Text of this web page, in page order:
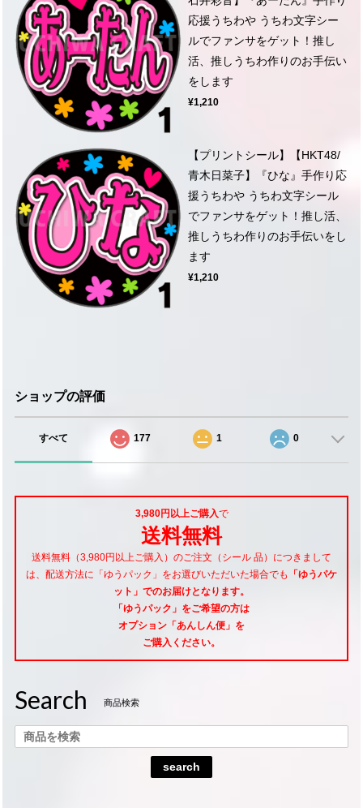
応援うちわや うちわ文字シー
ルでファンサをゲット！推し
活、推しうちわ作りのお手伝い
をします
¥1,210
【プリントシール】【HKT48/
青木日菜子】『ひな』手作り応
援うちわや うちわ文字シール
でファンサをゲット！推し活、
推しうちわ作りのお手伝いをし
ます
¥1,210
ショップの評価
すべて 177 1 0
3,980円以上ご購入で
送料無料
送料無料（3,980円以上ご購入）のご注文（シール 品）につきまして
は、配送方法に「ゆうパック」をお選びいただいた場合でも
「ゆうパケ
ット」でのお届けとなります。
「ゆうパック」をご希望の方は
オプション「あんしん便」 を
ご購入ください。
Search 商品検索
search